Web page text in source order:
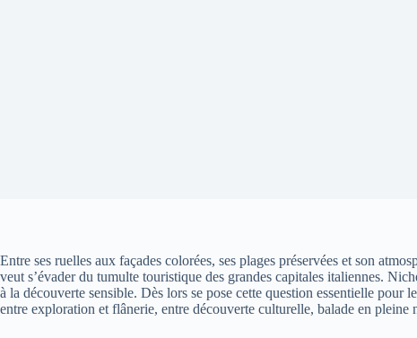
Entre ses ruelles aux façades colorées, ses plages préservées et son
veut s’évader du tumulte touristique des grandes capitales italiennes.
à la découverte sensible. Dès lors se pose cette question essentielle pour
entre exploration et flânerie, entre découverte culturelle, balade en pleine